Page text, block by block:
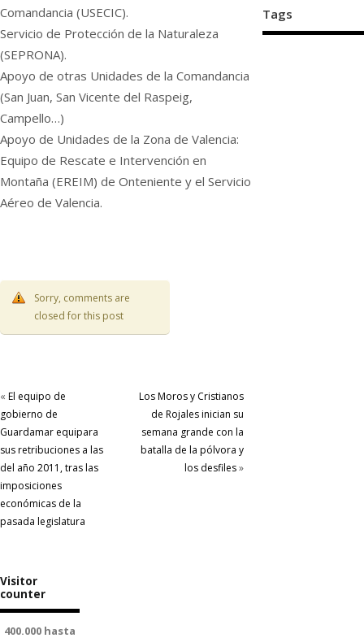
Comandancia (USECIC).
Servicio de Protección de la Naturaleza
(SEPRONA).
Apoyo de otras Unidades de la Comandancia
(San Juan, San Vicente del Raspeig,
Campello…)
Apoyo de Unidades de la Zona de Valencia:
Equipo de Rescate e Intervención en
Montaña (EREIM) de Onteniente y el Servicio
Aéreo de Valencia.
Sorry, comments are
closed for this post
« El equipo de
gobierno de
Guardamar equipara
sus retribuciones a las
del año 2011, tras las
imposiciones
económicas de la
pasada legislatura
Los Moros y Cristianos
de Rojales inician su
semana grande con la
batalla de la pólvora y
los desfiles»
Tags
Visitor
counter
400.000 hasta